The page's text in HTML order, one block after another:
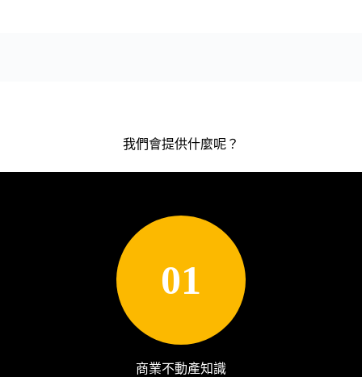
我們會提供什麼呢？
01
商業不動產知識